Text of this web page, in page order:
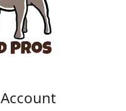
Account